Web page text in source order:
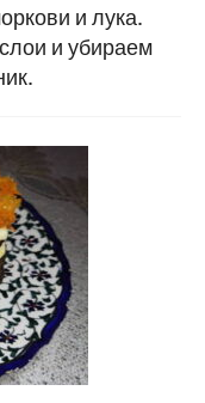
и лука.
и убираем